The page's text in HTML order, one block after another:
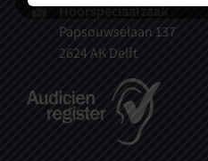
Hoorspeciaalzaak
Papsouwselaan 137
2624 AK Delft